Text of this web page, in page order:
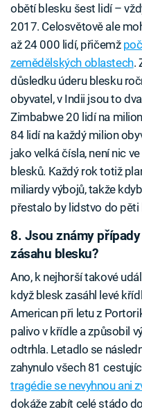
obětí blesku šest lidí –
2017. Celosvětově ale
až 24 000 lidí, přičemž
zemědělských oblastech.
důsledku úderu blesku
obyvatel, v Indii jsou to
Zimbabwe 20 lidí na
84 lidí na každý milion
jako velká čísla, není nic
blesků. Každý rok totiž
miliardy výbojů, takže
přestalo by lidstvo do pěti
8. Jsou známy
zásahu blesku?
Ano, k nejhorší takové
když blesk zasáhl levé
American při letu z
palivo v křídle a způsobil
odtrhla. Letadlo se
zahynulo všech 81
tragédie se nevyhnou ani
dokáže zabít celé stádo